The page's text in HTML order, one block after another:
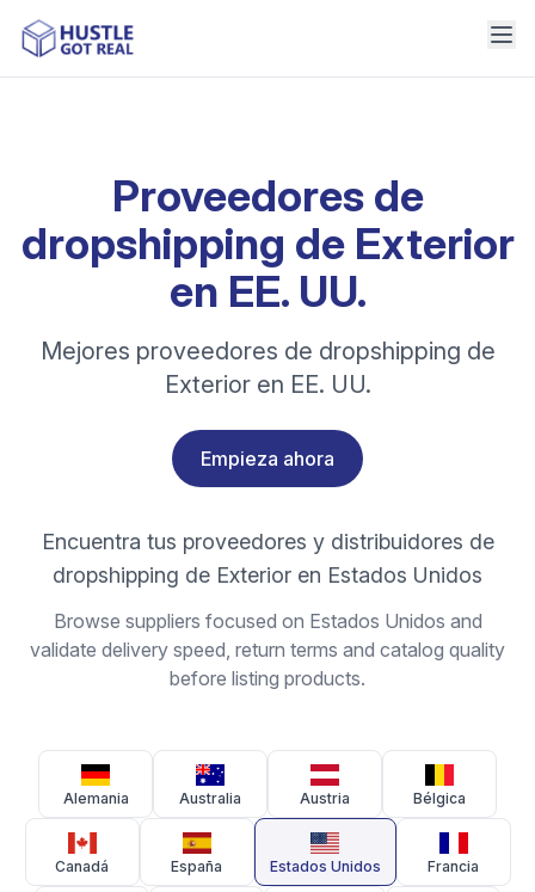
Proveedores de
dropshipping de Exterior
en EE. UU.
Mejores proveedores de dropshipping de
Exterior en EE. UU.
Empieza ahora
Encuentra tus proveedores y distribuidores de
dropshipping de Exterior en Estados Unidos
Browse suppliers focused on Estados Unidos and
validate delivery speed, return terms and catalog quality
before listing products.
Alemania Australia Austria Bélgica
Canadá España Estados Unidos Francia